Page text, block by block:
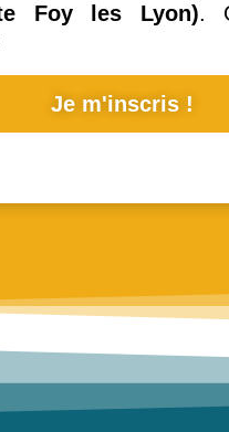
Foy les Lyon).
Je m'inscris !